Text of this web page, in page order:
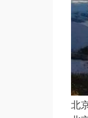
北